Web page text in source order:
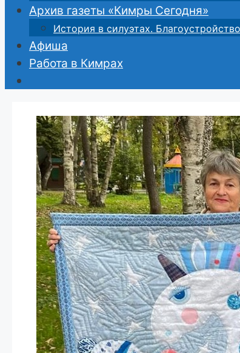
Архив газеты «Кимры Сегодня»
История в силуэтах.
Афиша
Работа в Кимрах